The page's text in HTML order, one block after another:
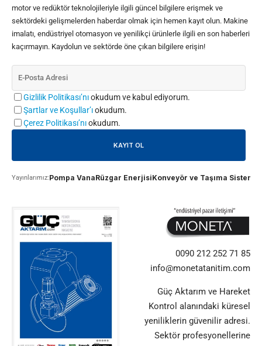
motor ve redüktör teknolojileriyle ilgili güncel bilgilere erişmek ve
sektördeki gelişmelerden haberdar olmak için hemen kayıt olun. Makine
imalatı, endüstriyel otomasyon ve yenilikçi ürünlerle ilgili en son haberleri
kaçırmayın. Kaydolun ve sektörde öne çıkan bilgilere erişin!
Gizlilik Politikası’nıokudum ve kabul ediyorum.
Şartlar ve Koşullar’ıokudum.
Çerez Politikası’nıokudum.
Yayınlarımız:Pompa VanaRüzgar EnerjisiKonveyör ve Taşıma
0090 212 252 71 85
info@monetatanitim.com
Güç Aktarım ve Hareket
Kontrol alanındaki küresel
yeniliklerin güvenilir adresi.
Sektör profesyonellerine